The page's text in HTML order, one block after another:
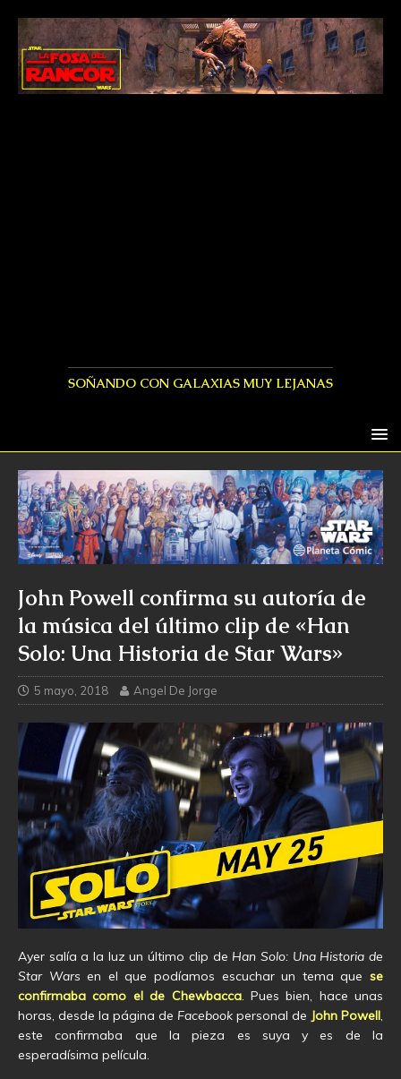
SOÑANDO CON GALAXIAS MUY LEJANAS
John Powell confirma su autoría de
la música del último clip de «Han
Solo: Una Historia de Star Wars»
5 mayo, 2018 Angel De Jorge
Ayer salía a la luz un último clip de Han Solo: Una Historia de
Star Wars en el que podíamos escuchar un tema quese
confirmaba como el de Chewbacca. Pues bien, hace unas
horas, desde la página de Facebook personal de John Powell,
este confirmaba que la pieza es suya y es de la
esperadísima película.